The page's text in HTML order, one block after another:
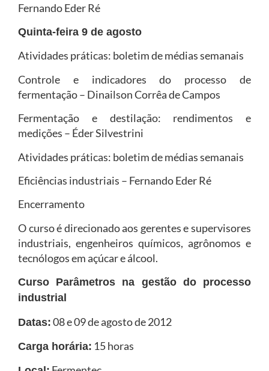
Fernando Eder Ré
Quinta-feira 9 de agosto
Atividades práticas: boletim de médias semanais
Controle e indicadores do processo de
fermentação – Dinailson Corrêa de Campos
Fermentação e destilação: rendimentos e
medições – Éder Silvestrini
Atividades práticas: boletim de médias semanais
Eficiências industriais – Fernando Eder Ré
Encerramento
O curso é direcionado aos gerentes e supervisores
industriais, engenheiros químicos, agrônomos e
tecnólogos em açúcar e álcool.
Curso Parâmetros na gestão do processo
industrial
Datas: 08 e 09 de agosto de 2012
Carga horária: 15 horas